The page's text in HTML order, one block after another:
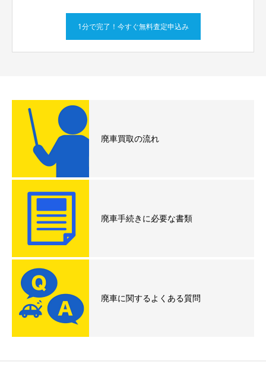
1分で完了！今すぐ無料査定申込み
廃車買取の流れ
廃車手続きに必要な書類
廃車に関するよくある質問